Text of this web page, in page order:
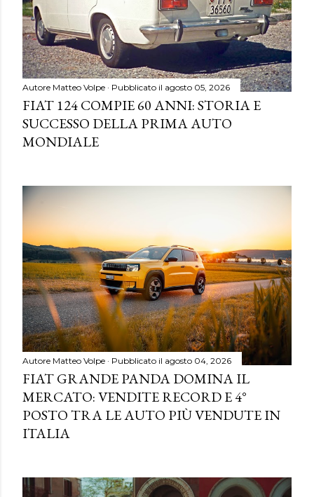
Autore Matteo Volpe Pubblicato il agosto 05, 2026
FIAT 124 COMPIE 60 ANNI: STORIA E
SUCCESSO DELLA PRIMA AUTO
MONDIALE
Autore Matteo Volpe Pubblicato il agosto 04, 2026
FIAT GRANDE PANDA DOMINA IL
MERCATO: VENDITE RECORD E 4°
POSTO TRA LE AUTO PIÙ VENDUTE IN
ITALIA